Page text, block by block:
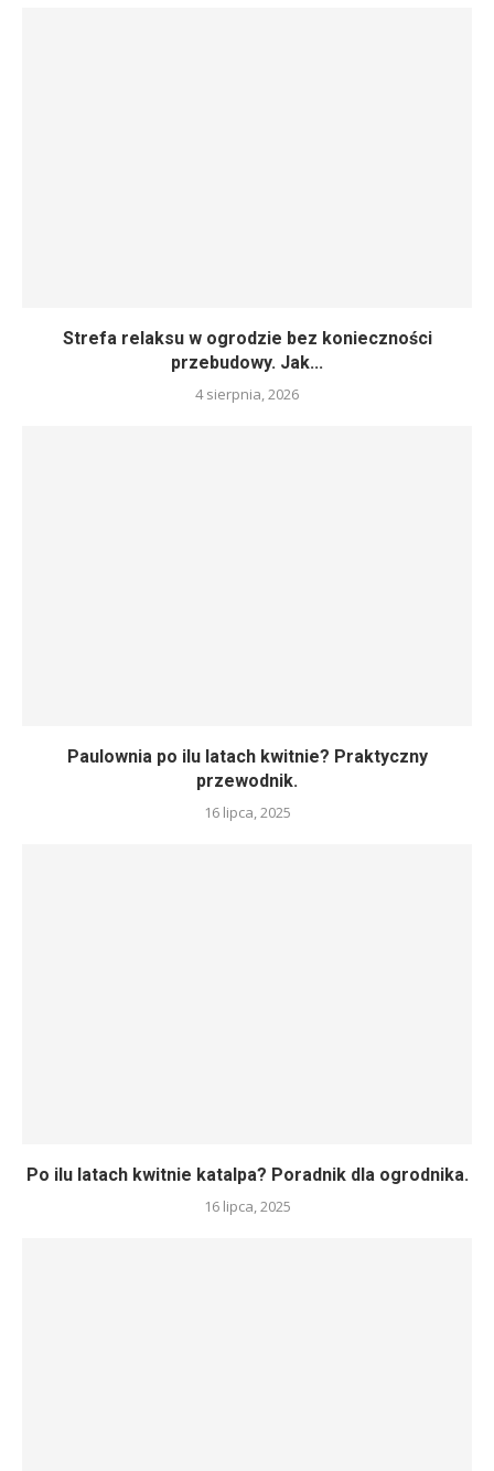
Strefa relaksu w ogrodzie bez konieczności
przebudowy. Jak...
4 sierpnia, 2026
Paulownia po ilu latach kwitnie? Praktyczny
przewodnik.
16 lipca, 2025
Po ilu latach kwitnie katalpa? Poradnik dla ogrodnika.
16 lipca, 2025